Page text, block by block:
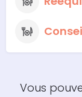
Vous